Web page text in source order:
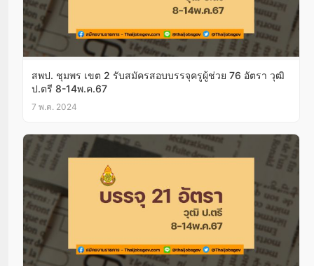
สพป. ชุมพร เขต 2 รับสมัครสอบบรรจุครูผู้ช่วย 76 อัตรา วุฒิ
ป.ตรี 8-14พ.ค.67
7 พ.ค. 2024